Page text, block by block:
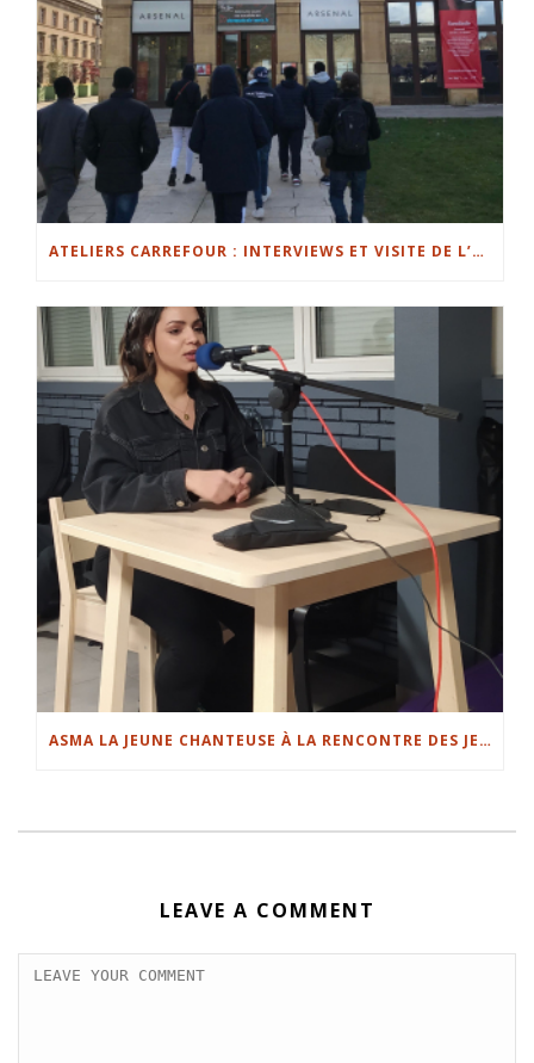
ATELIERS CARREFOUR : INTERVIEWS ET VISITE DE L’ARSENAL
ASMA LA JEUNE CHANTEUSE À LA RENCONTRE DES JEUNES.
LEAVE A COMMENT